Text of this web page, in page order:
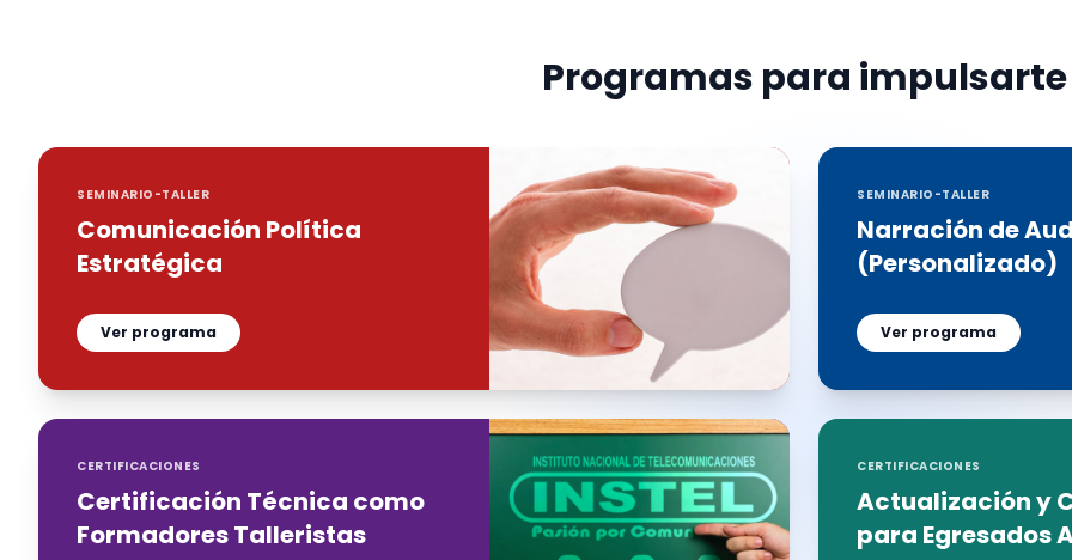
Programas para impulsarte
SEMINARIO-TALLER
Comunicación Política
Estratégica
Ver programa
SEMINARIO-TALLER
Narración de
(Personalizado)
Ver programa
CERTIFICACIONES
Certificación Técnica como
Formadores Talleristas
CERTIFICACIONES
Actualización y
para Egresados